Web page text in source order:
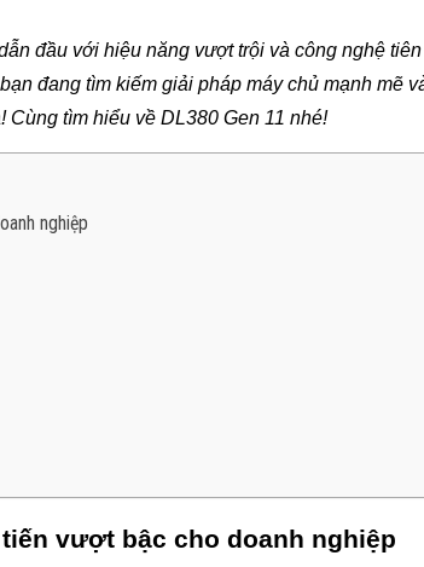
đầu với hiệu năng vượt trội và công nghệ
đang tìm kiếm giải pháp máy chủ mạnh mẽ
tìm hiểu về DL380 Gen 11 nhé!
nghiệp
tiến vượt bậc cho doanh nghiệp